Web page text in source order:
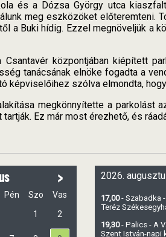
és a Dózsa György utca
meg eszközöket előteremteni.
a Buki hídig. Ezzel megnöveljük a
központjában kiépített
tanácsának elnöke fogadta a
képviselőihez szólva elmondta,
megkönnyítette a parkolást
tartják. Ez már most érezhető, és
>
Pén Szo
Vas
1
2
2026.
17,00- Szabadka
Teréz
19,30- Palics - A
Szent István-napi